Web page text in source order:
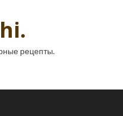
рецепты.